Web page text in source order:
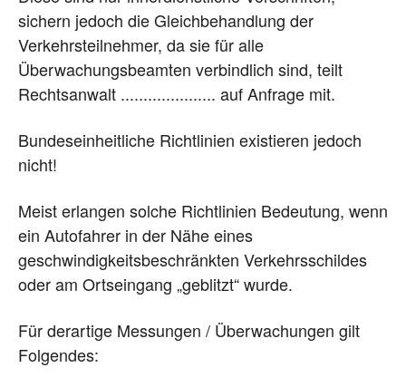
sichern jedoch die Gleichbehandlung der
Verkehrsteilnehmer, da sie für alle
Überwachungsbeamten verbindlich sind, teilt
Rechtsanwalt ..................... auf Anfrage mit.
Bundeseinheitliche Richtlinien existieren jedoch
nicht!
Meist erlangen solche Richtlinien Bedeutung, wenn
ein Autofahrer in der Nähe eines
geschwindigkeitsbeschränkten Verkehrsschildes
oder am Ortseingang „geblitzt“ wurde.
Für derartige Messungen / Überwachungen gilt
Folgendes: